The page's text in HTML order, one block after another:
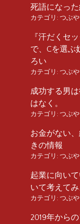
死語になっ
カテゴリ: つぶや
『汗だくセ
で、Cを選ぶ
ろい
カテゴリ: つぶや
成功する男
はなく。
カテゴリ: つぶや
お金がない
きの情報
カテゴリ: つぶや
起業に向い
いて考えてみ
カテゴリ: つぶや
2019年から